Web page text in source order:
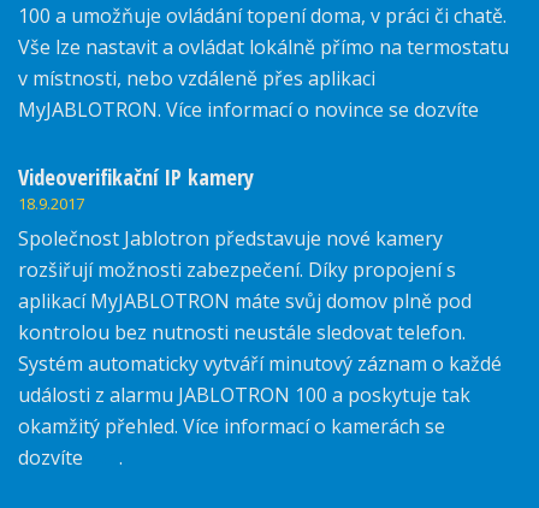
100 a umožňuje ovládání topení doma, v práci či chatě.
Vše lze nastavit a ovládat lokálně přímo na termostatu
v místnosti, nebo vzdáleně přes aplikaci
MyJABLOTRON. Více informací o novince se dozvíte
Videoverifikační IP kamery
18.9.2017
Společnost Jablotron představuje nové kamery
rozšiřují možnosti zabezpečení. Díky propojení s
aplikací MyJABLOTRON máte svůj domov plně pod
kontrolou bez nutnosti neustále sledovat telefon.
Systém automaticky vytváří minutový záznam o každé
události z alarmu JABLOTRON 100 a poskytuje tak
okamžitý přehled. Více informací o kamerách se
dozvíte
.